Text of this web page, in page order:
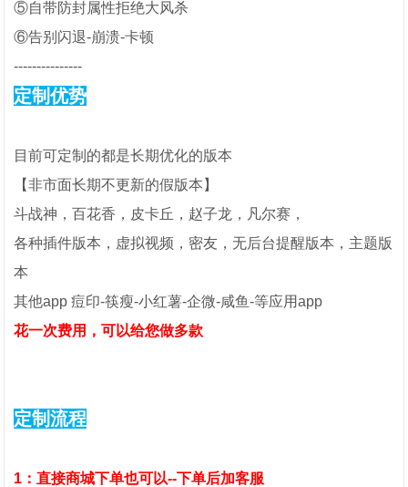
⑤自带防封属性拒绝大风杀
⑥告别闪退-崩溃-卡顿
---------------
定制优势
目前可定制的都是长期优化的版本
【非市面长期不更新的假版本 】
斗战神，百花香，皮卡丘，赵子龙，凡尔赛，
各种插件版本，虚拟视频，密友，无后台提醒版本，主题版
本
其他app 痘印-筷瘦-小红薯-企微-咸鱼-等应用app
花一次费用，可以给您做多款
定制流程
1：直接商城下单也可以--下单后加客服